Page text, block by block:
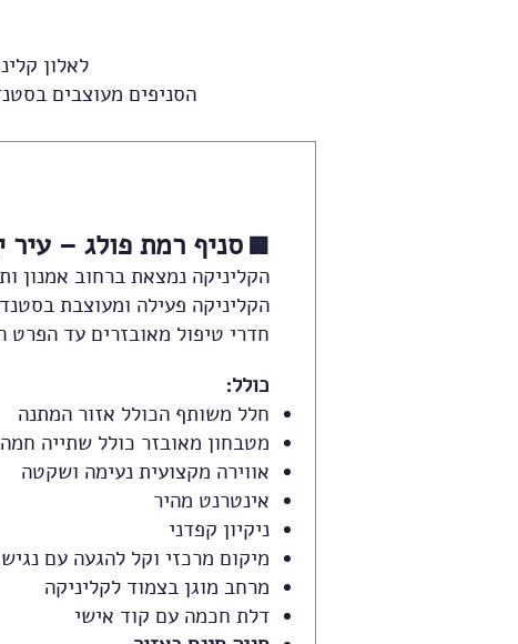
לאלון
הסניפים מעוצבים
כולל:
חלל משותף הכולל אזור המתנה
מטבחון מאובזר כולל שתייה
אווירה מקצועית נעימה ושקטה
אינטרנט מהיר
ניקיון קפדני
מיקום מרכזי וקל להגעה עם
מרחב מוגן בצמוד לקליניקה
דלת חכמה עם קוד אישי
🏢 סניף רמת פולג – עיר
הקליניקה פעילה ומעוצבת
חדרי טיפול מאובזרים עד הפרט